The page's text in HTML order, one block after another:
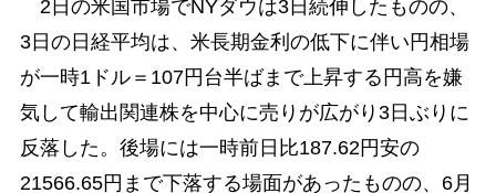
2日の米国市場でNYダウは3日続伸したものの、
3日の日経平均は、米長期金利の低下に伴い円相場
が一時1ドル＝107円台半ばまで上昇する円高を嫌
気して輸出関連株を中心に売りが広がり3日ぶりに
反落した。後場には一時前日比187.62円安の
21566.65円まで下落する場面があったものの、6月